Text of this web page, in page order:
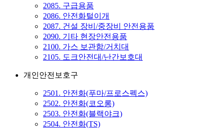
2085. 구급용품
2086. 안전화털이개
2087. 건설 장비/중장비 안전용품
2090. 기타 현장안전용품
2100. 가스 보관함/거치대
2105. 도크안전대/난간보호대
개인안전보호구
2501. 안전화(푸마/프로스펙스)
2502. 안전화(코오롱)
2503. 안전화(블랙야크)
2504. 안전화(TS)